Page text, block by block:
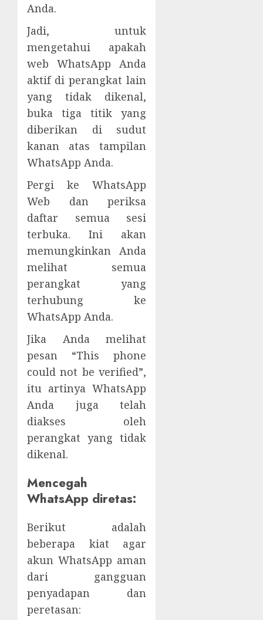
Anda.
Jadi, untuk
mengetahui apakah
web WhatsApp Anda
aktif di perangkat lain
yang tidak dikenal,
buka tiga titik yang
diberikan di sudut
kanan atas tampilan
WhatsApp Anda.
Pergi ke WhatsApp
Web dan periksa
daftar semua sesi
terbuka. Ini akan
memungkinkan Anda
melihat semua
perangkat yang
terhubung ke
WhatsApp Anda.
Jika Anda melihat
pesan “This phone
could not be verified”,
itu artinya WhatsApp
Anda juga telah
diakses oleh
perangkat yang tidak
dikenal.
Mencegah
WhatsApp diretas:
Berikut adalah
beberapa kiat agar
akun WhatsApp aman
dari gangguan
penyadapan dan
peretasan: